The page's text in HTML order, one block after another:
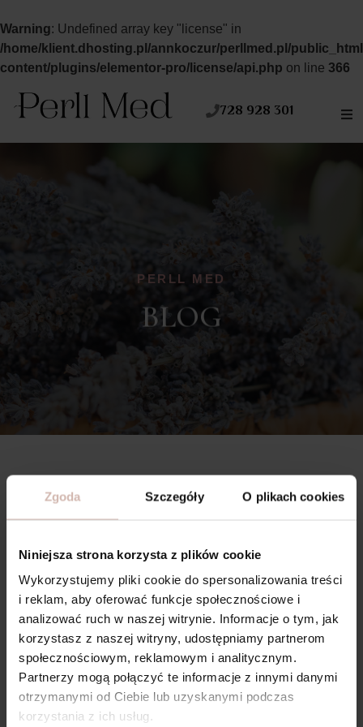
Zgoda Szczegóły O plikach cookies
Niniejsza strona korzysta z plików cookie
Wykorzystujemy pliki cookie do spersonalizowania treści
i reklam, aby oferować funkcje społecznościowe i
analizować ruch w naszej witrynie. Informacje o tym, jak
korzystasz z naszej witryny, udostępniamy partnerom
społecznościowym, reklamowym i analitycznym.
Partnerzy mogą połączyć te informacje z innymi danymi
otrzymanymi od Ciebie lub uzyskanymi podczas
korzystania z ich usług.
Warning: Undefined array key "license" in
/home/klient.dhosting.pl/annkoczur/perllmed.pl/
content/plugins/elementor-pro/license/api.php on line 366
728 928 301
PERLL MED
BLOG